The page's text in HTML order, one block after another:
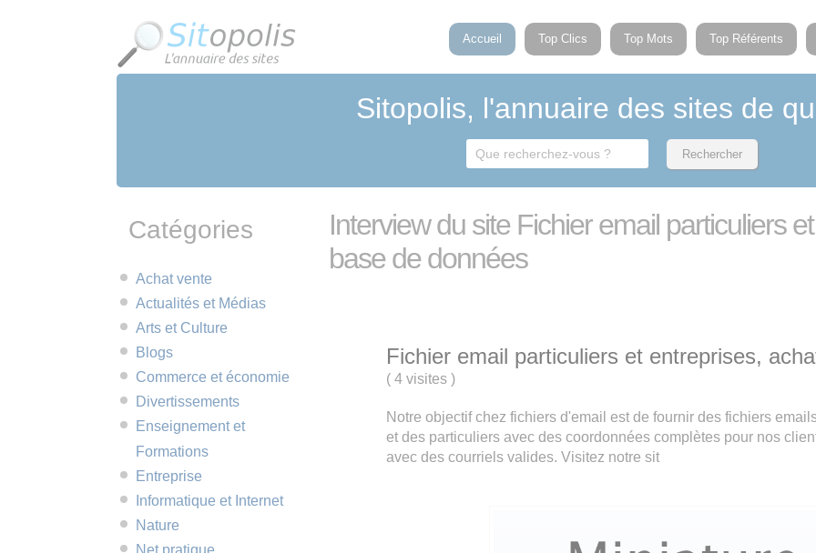
Accueil Top Clics Top Mots Top Référents
Sitopolis, l'annuaire des sites de
Interview du site Fichier email particuliers
base de données
Fichier email particuliers et entreprises,
( 4 visites)
Notre objectif chez fichiers d'email est de fournir des fichiers
et des particuliers avec des coordonnées complètes pour nos
avec des courriels valides. Visitez notre sit
Catégories
Achat vente
Actualités et Médias
Arts et Culture
Blogs
Commerce et économie
Divertissements
Enseignement et
Formations
Entreprise
Informatique et Internet
Nature
Net pratique